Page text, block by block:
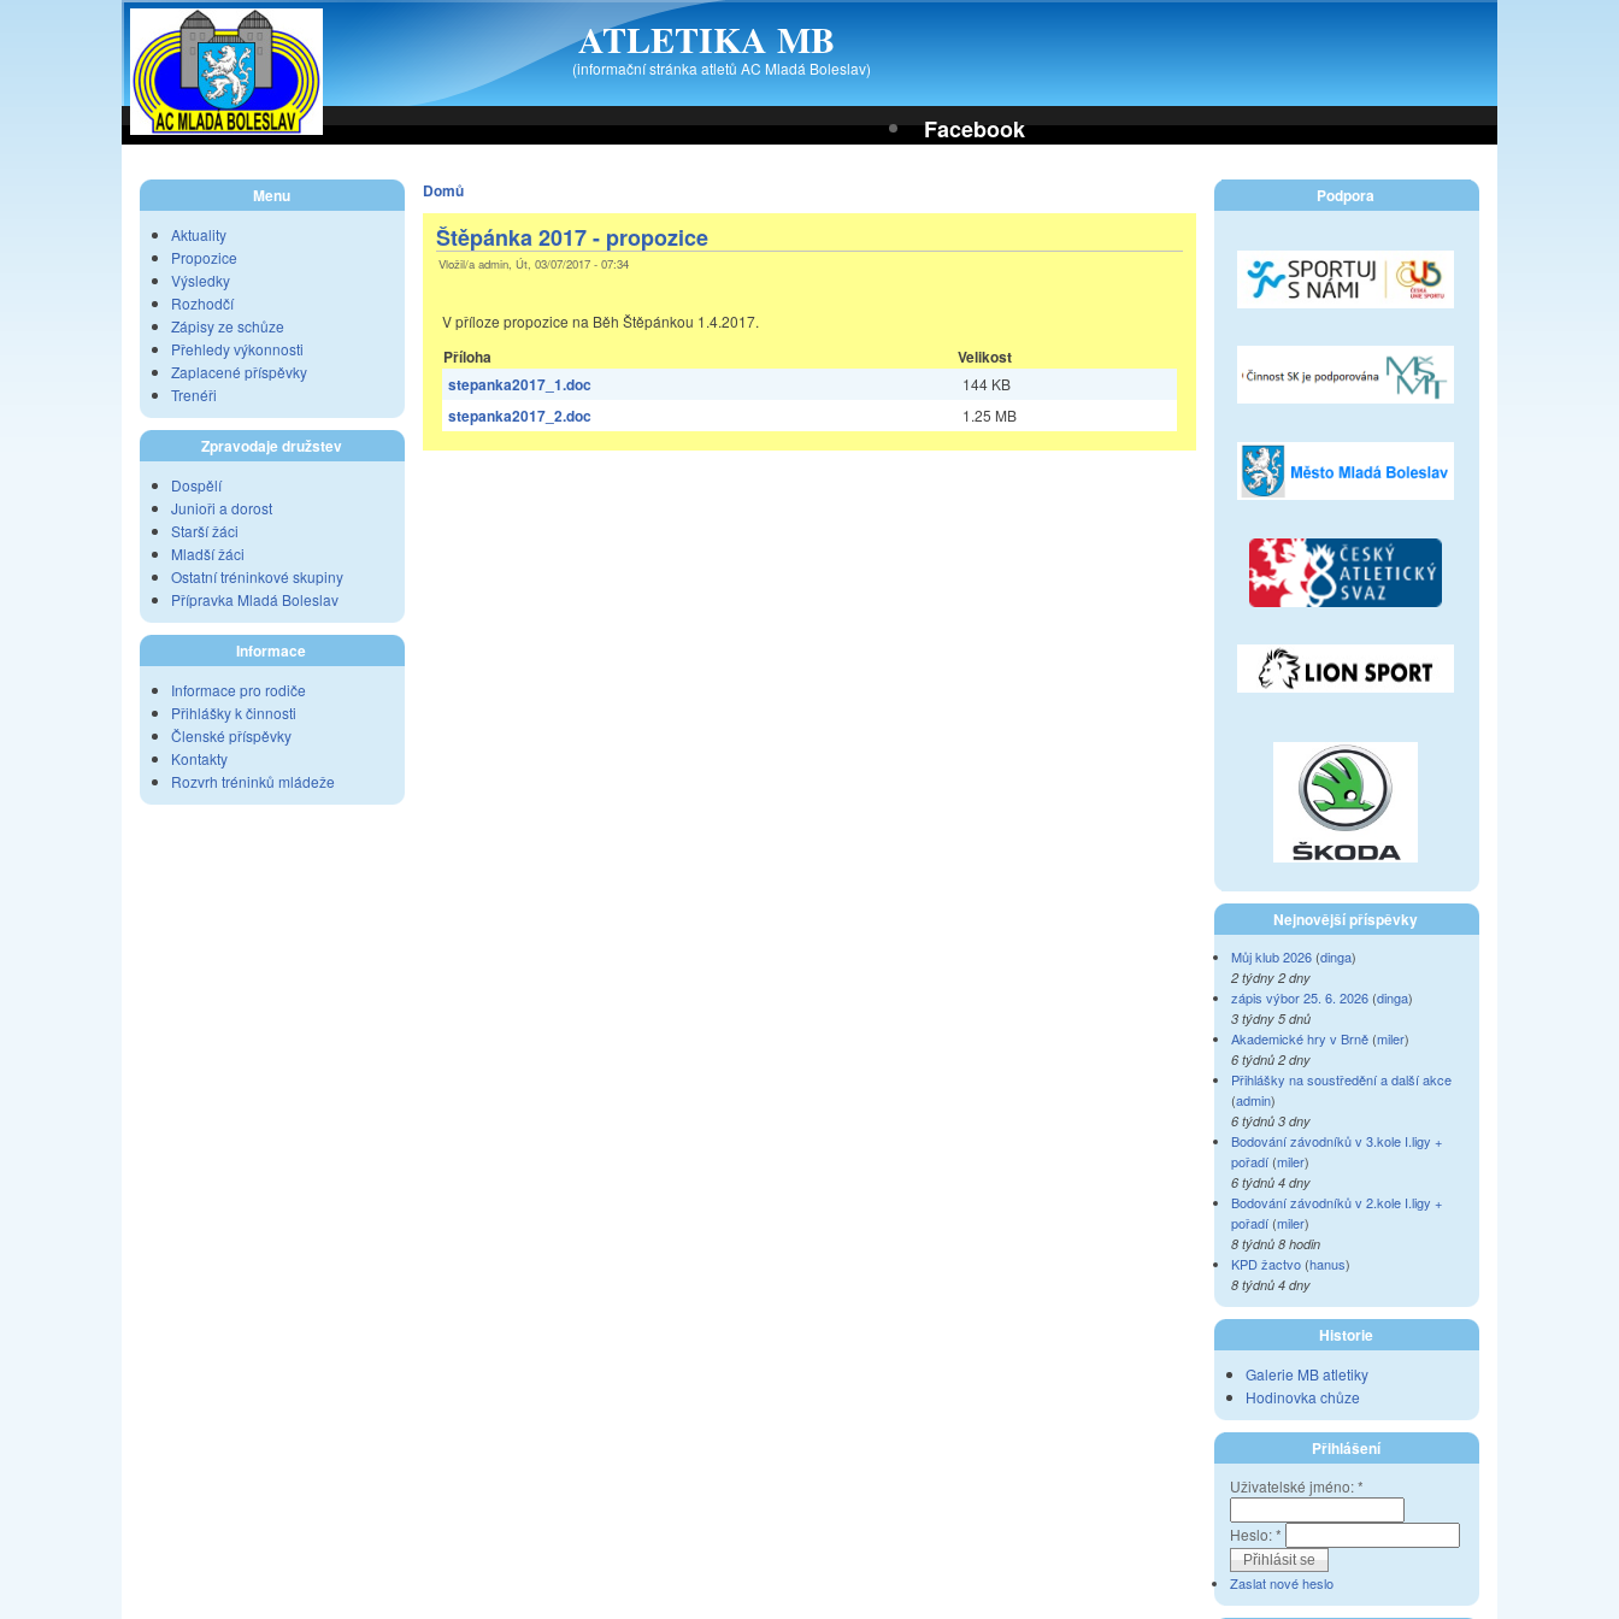
ATLETIKA MB
(informační stránka atletů AC Mladá Boleslav)
Facebook
Menu
Aktuality
Propozice
Výsledky
Rozhodčí
Zápisy ze schůze
Přehledy výkonnosti
Zaplacené příspěvky
Trenéři
Zpravodaje družstev
Dospělí
Junioři a dorost
Starší žáci
Mladší žáci
Ostatní tréninkové skupiny
Přípravka Mladá Boleslav
Informace
Informace pro rodiče
Přihlášky k činnosti
Členské příspěvky
Kontakty
Rozvrh tréninků mládeže
Domů
Štěpánka 2017 - propozice
Vložil/a admin, Út, 03/07/2017 - 07:34
V příloze propozice na Běh Štěpánkou 1.4.2017.
Příloha
Velikost
stepanka2017_1.doc
144 KB
stepanka2017_2.doc 1.25 MB
Podpora
Nejnovější příspěvky
Můj klub 2026(dinga)
2 týdny 2 dny
zápis výbor 25. 6. 2026(dinga)
3 týdny 5 dnů
Akademické hry v Brně(miler)
6 týdnů 2 dny
Přihlášky na soustředění a další akce
(admin)
6 týdnů 3 dny
Bodování závodníků v 3.kole I.ligy +
pořadí(miler)
6 týdnů 4 dny
Bodování závodníků v 2.kole I.ligy +
pořadí(miler)
8 týdnů 8 hodin
KPD žactvo(hanus)
8 týdnů 4 dny
Historie
Galerie MB atletiky
Hodinovka chůze
Přihlášení
Uživatelské jméno:*
Heslo:*
Zaslat nové heslo